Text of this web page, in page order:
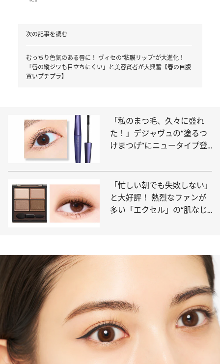
01 ナイトブラック。くっきり映える濃密なブラック。凛とした目元
に。
むっちり色気のある唇に！ ヴィセの“粘膜リップ”が大進化！
「唇の縦ジワも目立ちにくい」と美容賢者が大興奮【春の自腹
買いプチプラ】
「私のまつ毛、久々に盛れ
た！」デジャヴュの“塗るつ
けまつげ”にニュータイプ登
場【春の自腹買いプチプラ】
「忙しい朝でも失敗しない」
と大好評！ 熱烈なファンが